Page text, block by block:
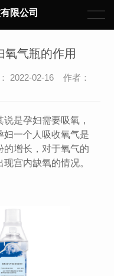
限公司
氧气瓶的作用
2022-02-16 作者：
是孕妇需要吸氧，
妇一个人吸收氧气是
的增长，对于氧气的
宫内缺氧的情况。